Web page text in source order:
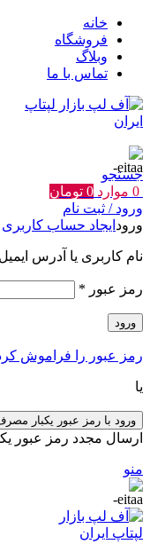
خانه
فروشگاه
وبلاگ
تماس با ما
جستجو
0 موارد 0 تومان
ورود / ثبت نام
ورود ایجاد حساب کاربری
نام کاربری یا آدرس ایمیل
رمز عبور *
ورود
رمز عبور را فراموش
یا
ورود با رمز عبور یکبار
ارسال مجدد رمز عبور
منو